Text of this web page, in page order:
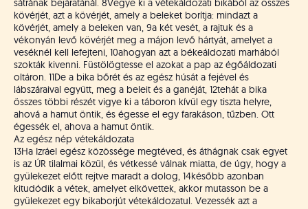
j
a
sátrának bejáratánál. 8Vegye ki a vétekáldozati bikából az összes
kövérjét, azt a kövérjét, amely a beleket borítja: mindazt a
kövérjét, amely a beleken van, 9a két vesét, a rajtuk és a
vékonyán levő kövérjét meg a májon levő hártyát, amelyet a
veséknél kell lefejteni, 10ahogyan azt a békeáldozati marhából
szokták kivenni. Füstölögtesse el azokat a pap az égőáldozati
oltáron. 11De a bika bőrét és az egész húsát a fejével és
lábszáraival együtt, meg a beleit és a ganéját, 12tehát a bika
összes többi részét vigye ki a táboron kívül egy tiszta helyre,
ahová a hamut öntik, és égesse el egy farakáson, tűzben. Ott
égessék el, ahova a hamut öntik.
Az egész nép vétekáldozata
13Ha Izráel egész közössége megtéved, és áthágnak csak egyet
is az ÚR tilalmai közül, és vétkessé válnak miatta, de úgy, hogy a
gyülekezet előtt rejtve maradt a dolog, 14később azonban
kitudódik a vétek, amelyet elkövettek, akkor mutasson be a
gyülekezet egy bikaborjút vétekáldozatul. Vezessék azt a